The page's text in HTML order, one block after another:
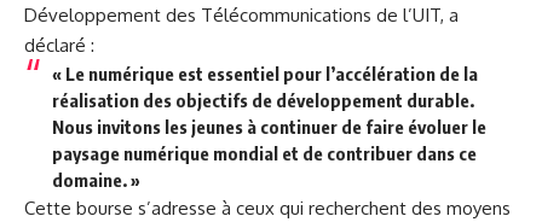
Développement des Télécommunications de l’UIT, a
déclaré :
« Le numérique est essentiel pour l’accélération de la
réalisation des objectifs de développement durable.
Nous invitons les jeunes à continuer de faire évoluer le
paysage numérique mondial et de contribuer dans ce
domaine. »
Cette bourse s’adresse à ceux qui recherchent des moyens